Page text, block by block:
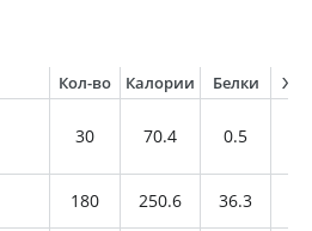
Кол-во Калории Белки
30 70.4 0.5
180 250.6 36.3